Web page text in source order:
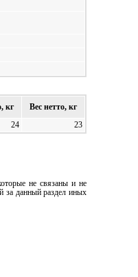
кг
Вес нетто, кг
24 23
не связаны и не
за данный раздел иных